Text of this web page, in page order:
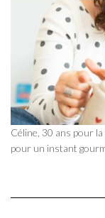
Céline, 30 ans pour
pour un instant